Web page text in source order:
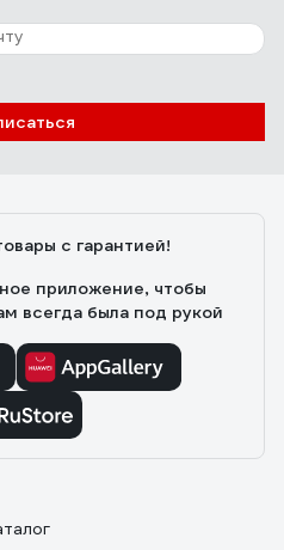
с гарантией!
приложение, чтобы
всегда была под рукой